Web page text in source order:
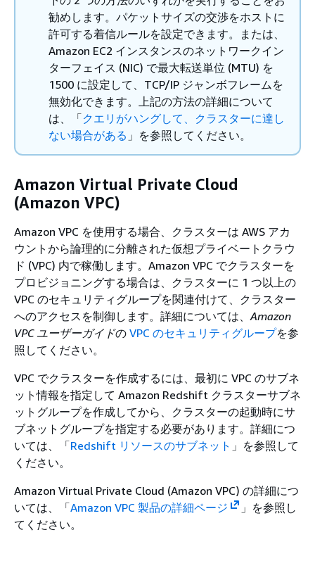
勧めします。パケットサイズの交渉をホストに
許可する着信ルールを設定できます。または、
Amazon EC2 インスタンスのネットワークイン
ターフェイス (NIC) で最大転送単位 (MTU) を
1500 に設定して、TCP/IP ジャンボフレームを
無効化できます。上記の方法の詳細について
は、「クエリがハングして、クラスターに達し
ない場合がある 」を参照してください。
Amazon Virtual Private Cloud
(Amazon VPC)
Amazon VPC を使用する場合、クラスターは AWS アカ
ウントから論理的に分離された仮想プライベートクラウ
ド (VPC) 内で稼働します。Amazon VPC でクラスターを
プロビジョニングする場合は、クラスターに 1 つ以上の
VPC のセキュリティグループを関連付けて、クラスター
へのアクセスを制御します。詳細については、Amazon
VPC ユーザーガイドの VPC のセキュリティグループを参
照してください。
VPC でクラスターを作成するには、最初に VPC のサブネ
ット情報を指定して Amazon Redshift クラスターサブネ
ットグループを作成してから、クラスターの起動時にサ
ブネットグループを指定する必要があります。詳細につ
いては、「Redshift リソースのサブネット 」を参照して
ください。
Amazon Virtual Private Cloud (Amazon VPC) の詳細につ
いては、「Amazon VPC 製品の詳細ページ
」を参照し
てください。